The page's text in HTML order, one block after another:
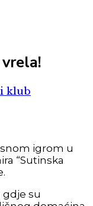
klub
igrom u
“Sutinska
gdje su